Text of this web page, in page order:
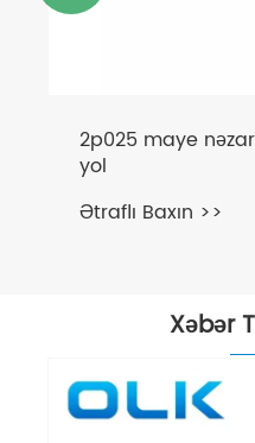
2p025 maye
yol
Ətraflı Baxın >>
Xəbər